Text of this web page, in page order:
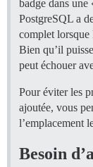
badge dans
PostgreSQL a
complet lorsque
Bien qu’il
peut échouer
Pour éviter les
ajoutée, vous
l’emplacement
Besoin